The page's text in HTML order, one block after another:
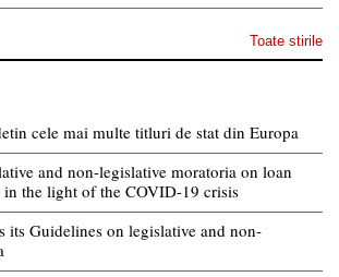
Toate stirile
cele mai multe titluri de stat din Europa
and non-legislative moratoria on loan
in the light of the COVID-19 crisis
its Guidelines on legislative and non-